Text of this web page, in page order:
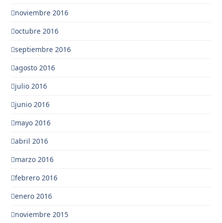
noviembre 2016
octubre 2016
septiembre 2016
agosto 2016
julio 2016
junio 2016
mayo 2016
abril 2016
marzo 2016
febrero 2016
enero 2016
noviembre 2015